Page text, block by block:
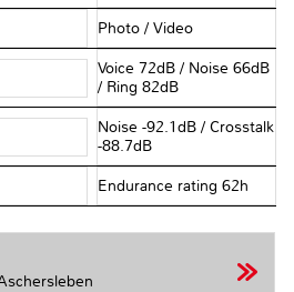
Photo / Video
Voice 72dB / Noise 66dB
/ Ring 82dB
Noise -92.1dB / Crosstalk
-88.7dB
Endurance rating 62h